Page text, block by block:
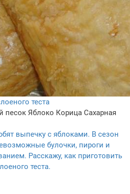
теста
песок Яблоко Корица Сахарная
выпечку с яблоками. В сезон
булочки, пироги и
Расскажу, как приготовить
теста.